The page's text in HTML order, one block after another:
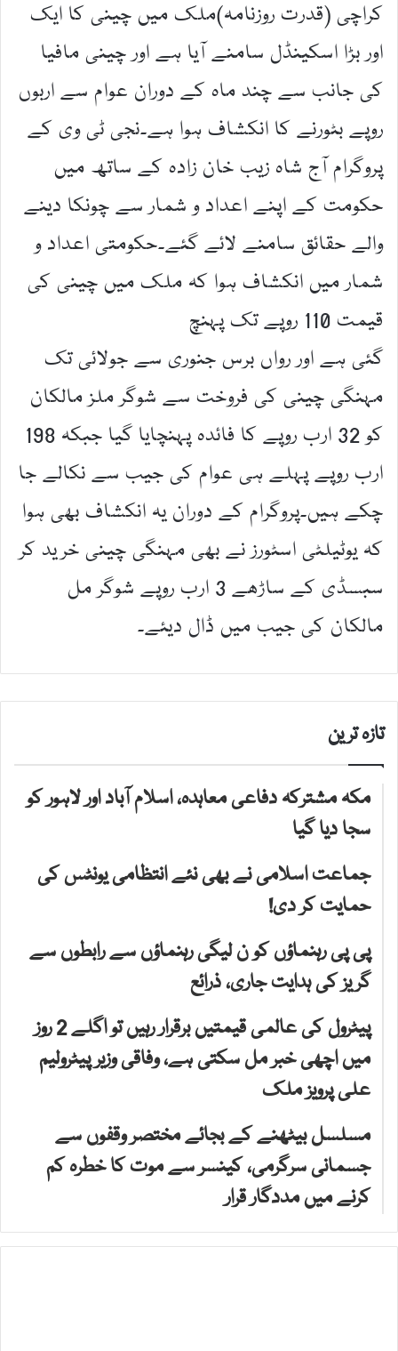
کراچی (قدرت روزنامہ)ملک میں چینی کا ایک
اور بڑا اسکینڈل سامنے آیا ہے اور چینی مافیا
کی جانب سے چند ماہ کے دوران عوام سے اربوں
روپے بٹورنے کا انکشاف ہوا ہے۔نجی ٹی وی کے
پروگرام آج شاہ زیب خان زادہ کے ساتھ میں
حکومت کے اپنے اعداد و شمار سے چونکا دینے
والے حقائق سامنے لائے گئے۔حکومتی اعداد و
شمار میں انکشاف ہوا کہ ملک میں چینی کی
قیمت 110 روپے تک پہنچ
گئی ہے اور رواں برس جنوری سے جولائی تک
مہنگی چینی کی فروخت سے شوگر ملز مالکان
کو 32 ارب روپے کا فائدہ پہنچایا گیا جبکہ 198
ارب روپے پہلے ہی عوام کی جیب سے نکالے جا
چکے ہیں۔پروگرام کے دوران یہ انکشاف بھی ہوا
کہ یوٹیلٹی اسٹورز نے بھی مہنگی چینی خرید کر
سبسڈی کے ساڑھے 3 ارب روپے شوگر مل
مالکان کی جیب میں ڈال دیئے۔
تازہ ترین
مکہ مشترکہ دفاعی معاہدہ، اسلام آباد اور لاہور کو
سجا دیا گیا
جماعت اسلامی نے بھی نئے انتظامی یونٹس کی
حمایت کر دی!
پی پی رہنماؤں کو ن لیگی رہنماؤں سے رابطوں سے
گریز کی ہدایت جاری، ذرائع
پیٹرول کی عالمی قیمتیں برقرار رہیں تو اگلے 2 روز
میں اچھی خبر مل سکتی ہے، وفاقی وزیر پیٹرولیم
علی پرویز ملک
مسلسل بیٹھنے کے بجائے مختصر وقفوں سے
جسمانی سرگرمی، کینسر سے موت کا خطرہ کم
کرنے میں مددگار قرار